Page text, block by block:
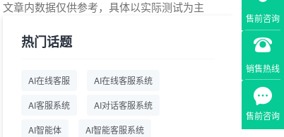
售前咨询
销售热线
售前咨询
螳螂系统专为K12/职业
交：螳螂科技销售AI智能
一站式SCRM系统企微
文章内数据仅供参考，具体以实际测试为主
热门话题
AI在线客服 AI在线客服系统
AI客服系统 AI对话客服系统
AI智能体 AI智能客服系统